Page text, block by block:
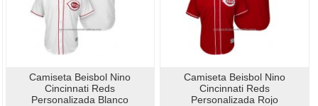
Camiseta Beisbol Nino
Cincinnati Reds
Personalizada Blanco
Camiseta Beisbol Nino
Cincinnati Reds
Personalizada Rojo